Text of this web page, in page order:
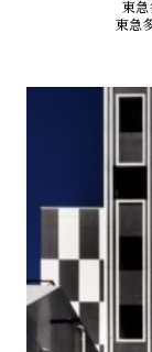
東
東急